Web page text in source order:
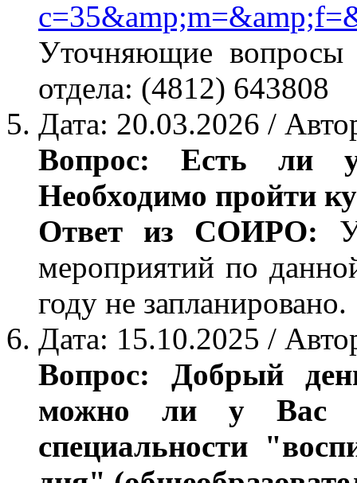
Уточняющие вопросы
отдела: (4812) 643808
Дата: 20.03.2026 /
Вопрос: Есть ли
Необходимо пройти
Ответ из СОИРО:
мероприятий по
году не запланировано.
Дата: 15.10.2025 /
Вопрос: Добрый
можно ли у Вас
специальности